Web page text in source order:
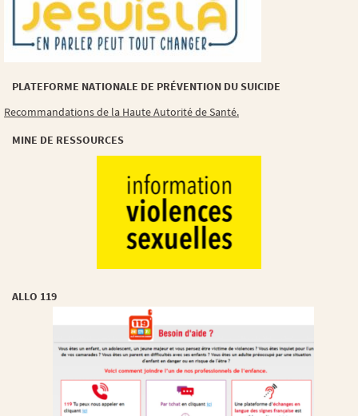
PLATEFORME NATIONALE DE PRÉVENTION DU SUICIDE
Recommandations de la Haute Autorité de Santé.
MINE DE RESSOURCES
ALLO 119